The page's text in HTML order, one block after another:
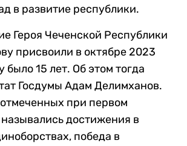
в развитие республики.
Героя Чеченской Республики
присвоили в октябре 2023
было 15 лет. Об этом тогда
Госдумы Адам Делимханов.
при первом
достижения в
победа в